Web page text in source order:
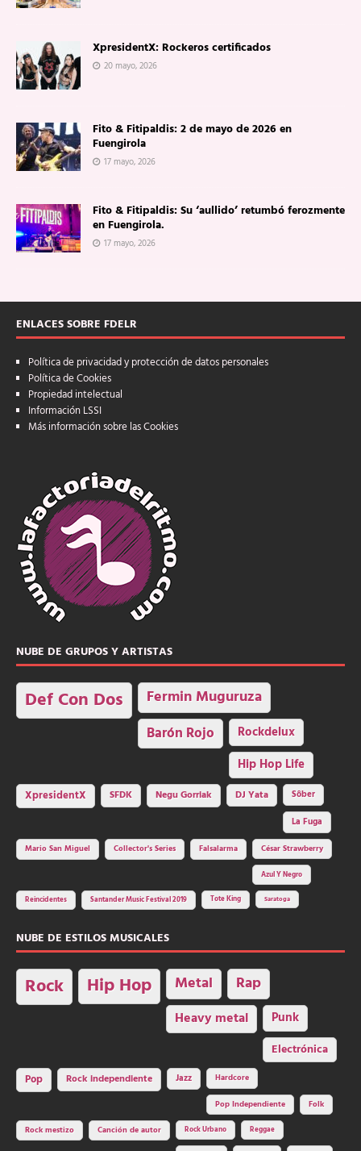
XpresidentX: Rockeros certificados
20 mayo, 2026
Fito & Fitipaldis: 2 de mayo de 2026 en
Fuengirola
17 mayo, 2026
Fito & Fitipaldis: Su ‘aullido’ retumbó ferozmente
en Fuengirola.
17 mayo, 2026
ENLACES SOBRE FDELR
Política de privacidad y protección de datos personales
Política de Cookies
Propiedad intelectual
Información LSSI
Más información sobre las Cookies
NUBE DE GRUPOS Y ARTISTAS
Def Con Dos Fermin Muguruza
Barón Rojo Rockdelux
Hip Hop Life
XpresidentX SFDK Negu Gorriak DJ Yata
Sôber
La Fuga
Mario San Miguel
Collector's Series Falsalarma César Strawberry
Azul Y Negro
Reincidentes Santander Music Festival 2019 Tote King Saratoga
NUBE DE ESTILOS MUSICALES
Rock Hip Hop Metal Rap
Heavy metal Punk
Electrónica
Pop Rock independiente Jazz Hardcore
Pop Independiente Folk
Rock mestizo Canción de autor Rock Urbano Reggae